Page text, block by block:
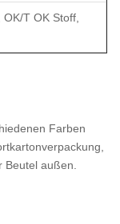
T OK Stoff,
Farben
außen.